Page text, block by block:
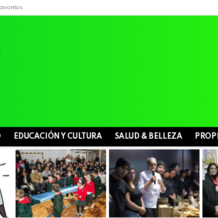
EDUCACIÓN Y CULTURA SALUD & BELLEZA